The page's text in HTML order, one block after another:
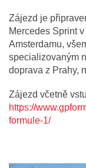
Zájezd je
Mercedes Sprint
Amsterdamu,
specializovaným
doprava z Prahy,
Zájezd včetně
https://
formule-1/